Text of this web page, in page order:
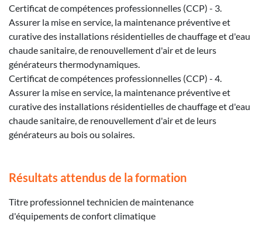
Certificat de compétences professionnelles (CCP) - 3.
Assurer la mise en service, la maintenance préventive et
curative des installations résidentielles de chauffage et d'eau
chaude sanitaire, de renouvellement d'air et de leurs
générateurs thermodynamiques.
Certificat de compétences professionnelles (CCP) - 4.
Assurer la mise en service, la maintenance préventive et
curative des installations résidentielles de chauffage et d'eau
chaude sanitaire, de renouvellement d'air et de leurs
générateurs au bois ou solaires.
Résultats attendus de la formation
Titre professionnel technicien de maintenance
d'équipements de confort climatique